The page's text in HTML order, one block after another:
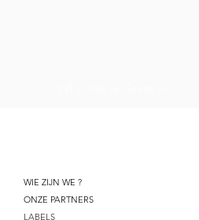
WIE ZIJN WE ?
ONZE PARTNERS
LABELS